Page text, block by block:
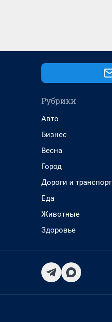
Рубрики
Авто
Бизнес
Весна
Город
Дороги и транспорт
Еда
Животные
Здоровье